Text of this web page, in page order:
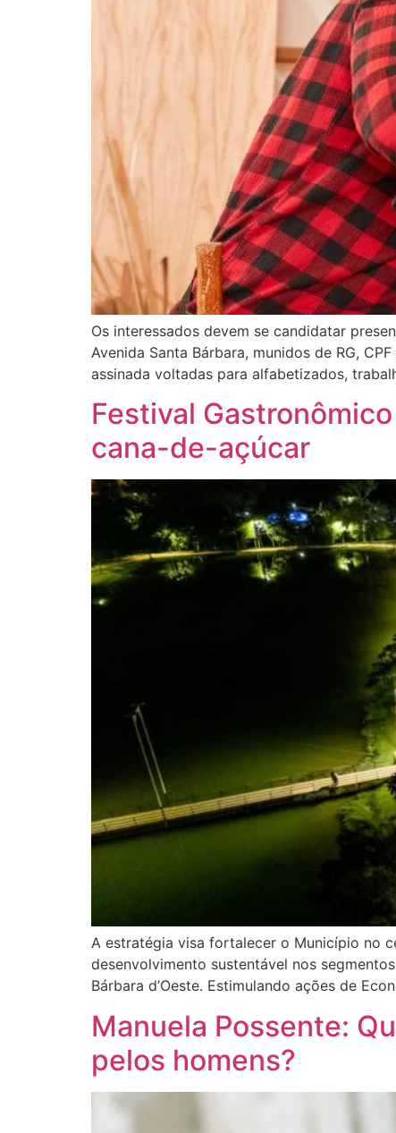
Os interessados devem se candidatar
Avenida Santa Bárbara, munidos de RG,
assinada voltadas para alfabetizados,
Festival
cana-de-açúcar
A estratégia visa fortalecer o Município no
desenvolvimento sustentável nos
Bárbara d’Oeste. Estimulando ações de
Manuela Possente:
pelos homens?